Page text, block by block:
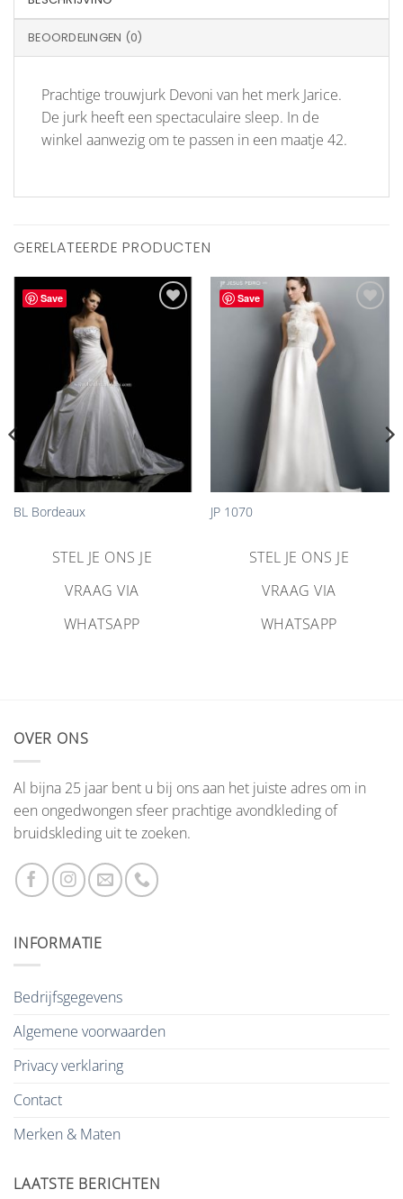
BEOORDELINGEN (0)
Prachtige trouwjurk Devoni van het merk Jarice.
De jurk heeft een spectaculaire sleep. In de
winkel aanwezig om te passen in een maatje 42.
GERELATEERDE PRODUCTEN
Save
BL Bordeaux
STEL JE ONS JE
VRAAG VIA
WHATSAPP
Save
verlanglijst
toevoegen
JP 1070
STEL JE ONS JE
VRAAG VIA
WHATSAPP
OVER ONS
Al bijna 25 jaar bent u bij ons aan het juiste adres om in
een ongedwongen sfeer prachtige avondkleding of
bruidskleding uit te zoeken.
INFORMATIE
Bedrijfsgegevens
Algemene voorwaarden
Privacy verklaring
Contact
Merken & Maten
LAATSTE BERICHTEN